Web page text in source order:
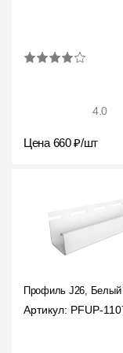
4.0
Цена 660 ₽/шт
Профиль J26, Белый
Артикул: PFUP-